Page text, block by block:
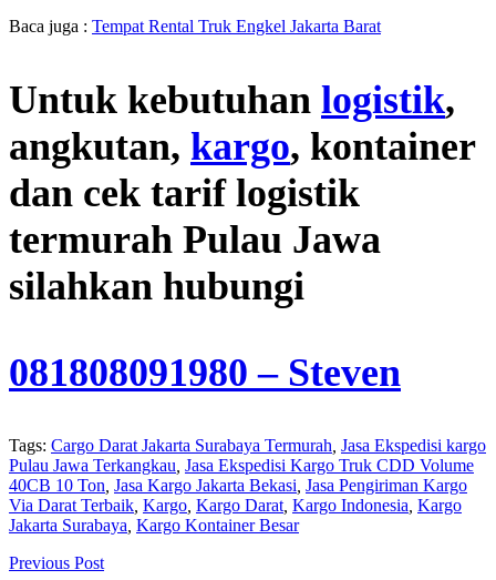
Baca juga : Tempat Rental Truk Engkel Jakarta Barat
Untuk kebutuhan logistik,
angkutan, kargo, kontainer
dan cek tarif logistik
termurah Pulau Jawa
silahkan hubungi
081808091980 – Steven
Tags: Cargo Darat Jakarta Surabaya Termurah Jasa Ekspedisi kargo
Pulau Jawa Terkangkau Jasa Ekspedisi Kargo Truk CDD Volume
40CB 10 Ton Jasa Kargo Jakarta Bekasi Jasa Pengiriman Kargo
Via Darat Terbaik Kargo Kargo Darat Kargo Indonesia Kargo
Jakarta Surabaya Kargo Kontainer Besar
Previous Post